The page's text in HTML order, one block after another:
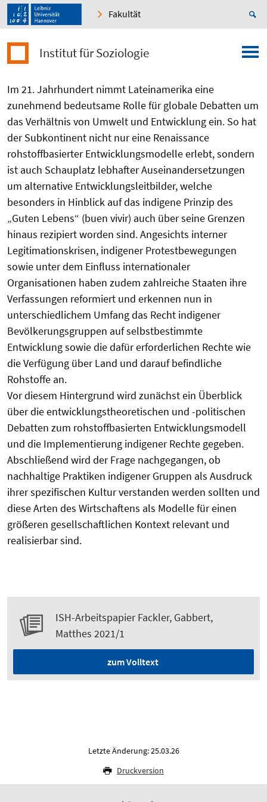
Fakultät
Institut für Soziologie
Im 21. Jahrhundert nimmt Lateinamerika eine
zunehmend bedeutsame Rolle für globale Debatten um
das Verhältnis von Umwelt und Entwicklung ein. So hat
der Subkontinent nicht nur eine Renaissance
rohstoffbasierter Entwicklungsmodelle erlebt, sondern
ist auch Schauplatz lebhafter Auseinandersetzungen
um alternative Entwicklungsleitbilder, welche
besonders in Hinblick auf das indigene Prinzip des
„Guten Lebens“ (buen vivir) auch über seine Grenzen
hinaus rezipiert worden sind. Angesichts interner
Legitimationskrisen, indigener Protestbewegungen
sowie unter dem Einfluss internationaler
Organisationen haben zudem zahlreiche Staaten ihre
Verfassungen reformiert und erkennen nun in
unterschiedlichem Umfang das Recht indigener
Bevölkerungsgruppen auf selbstbestimmte
Entwicklung sowie die dafür erforderlichen Rechte wie
die Verfügung über Land und darauf befindliche
Rohstoffe an.
Vor diesem Hintergrund wird zunächst ein Überblick
über die entwicklungstheoretischen und -politischen
Debatten zum rohstoffbasierten Entwicklungsmodell
und die Implementierung indigener Rechte gegeben.
Abschließend wird der Frage nachgegangen, ob
nachhaltige Praktiken indigener Gruppen als Ausdruck
ihrer spezifischen Kultur verstanden werden sollten und
diese Arten des Wirtschaftens als Modelle für einen
größeren gesellschaftlichen Kontext relevant und
realisierbar sind.
ISH-Arbeitspapier Fackler, Gabbert,
Matthes 2021/1
zum Volltext
Letzte Änderung: 25.03.26
Druckversion